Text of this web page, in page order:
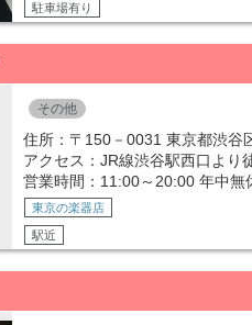
駐車場有り
その他
住所：〒150－0031 東京都渋谷
アクセス：JR線渋谷駅西口より
営業時間：11:00～20:00 年中無
東京の楽器店
駅近